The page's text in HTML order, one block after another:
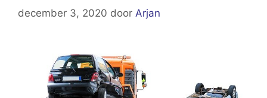
december 3, 2020 door Arjan